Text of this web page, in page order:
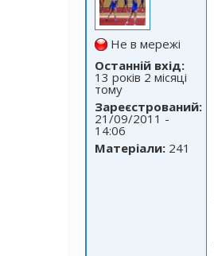
Не в мережі
Останній вхід:
13 років 2 місяці
тому
Зареєстрований:
21/09/2011 -
14:06
Матеріали: 241